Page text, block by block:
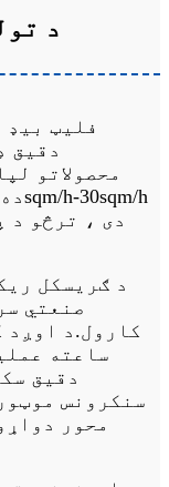
د
دقیق
محصولاتو
دی ، ترڅو د
د ګریسکل
صنعتي
ساعته
دقیق
سنکرونس